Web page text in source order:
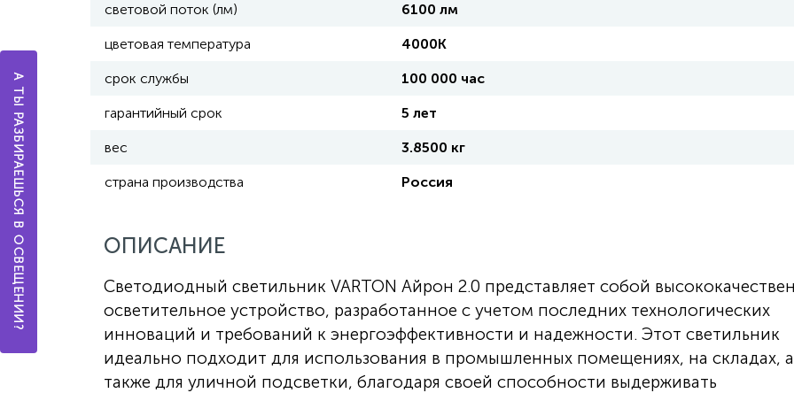
световой поток (лм) 6100 лм
цветовая температура 4000K
срок службы 100 000 час
гарантийный срок 5 лет
вес 3.8500 кг
страна производства Россия
ОПИСАНИЕ
Светодиодный светильник VARTON Айрон 2.0 представляет собой
осветительное устройство, разработанное с учетом последних технологических
инноваций и требований к энергоэффективности и надежности. Этот светильник
идеально подходит для использования в промышленных помещениях, на складах, а
также для уличной подсветки, благодаря своей способности выдерживать
А ТЫ РАЗБИРАЕШЬСЯ В ОСВЕЩЕНИИ?